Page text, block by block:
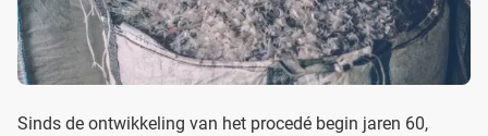
Sinds de ontwikkeling van het procedé begin jaren 60,